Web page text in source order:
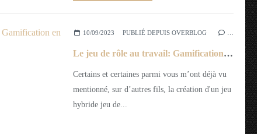
10/09/2023 PUBLIÉ DEPUIS OVERBLOG
Le jeu de rôle au travail: Gamification en entreprise - Partie I
Certains et certaines parmi vous m’ont déjà vu
mentionné, sur d’autres fils, la création d'un jeu
hybride jeu de...